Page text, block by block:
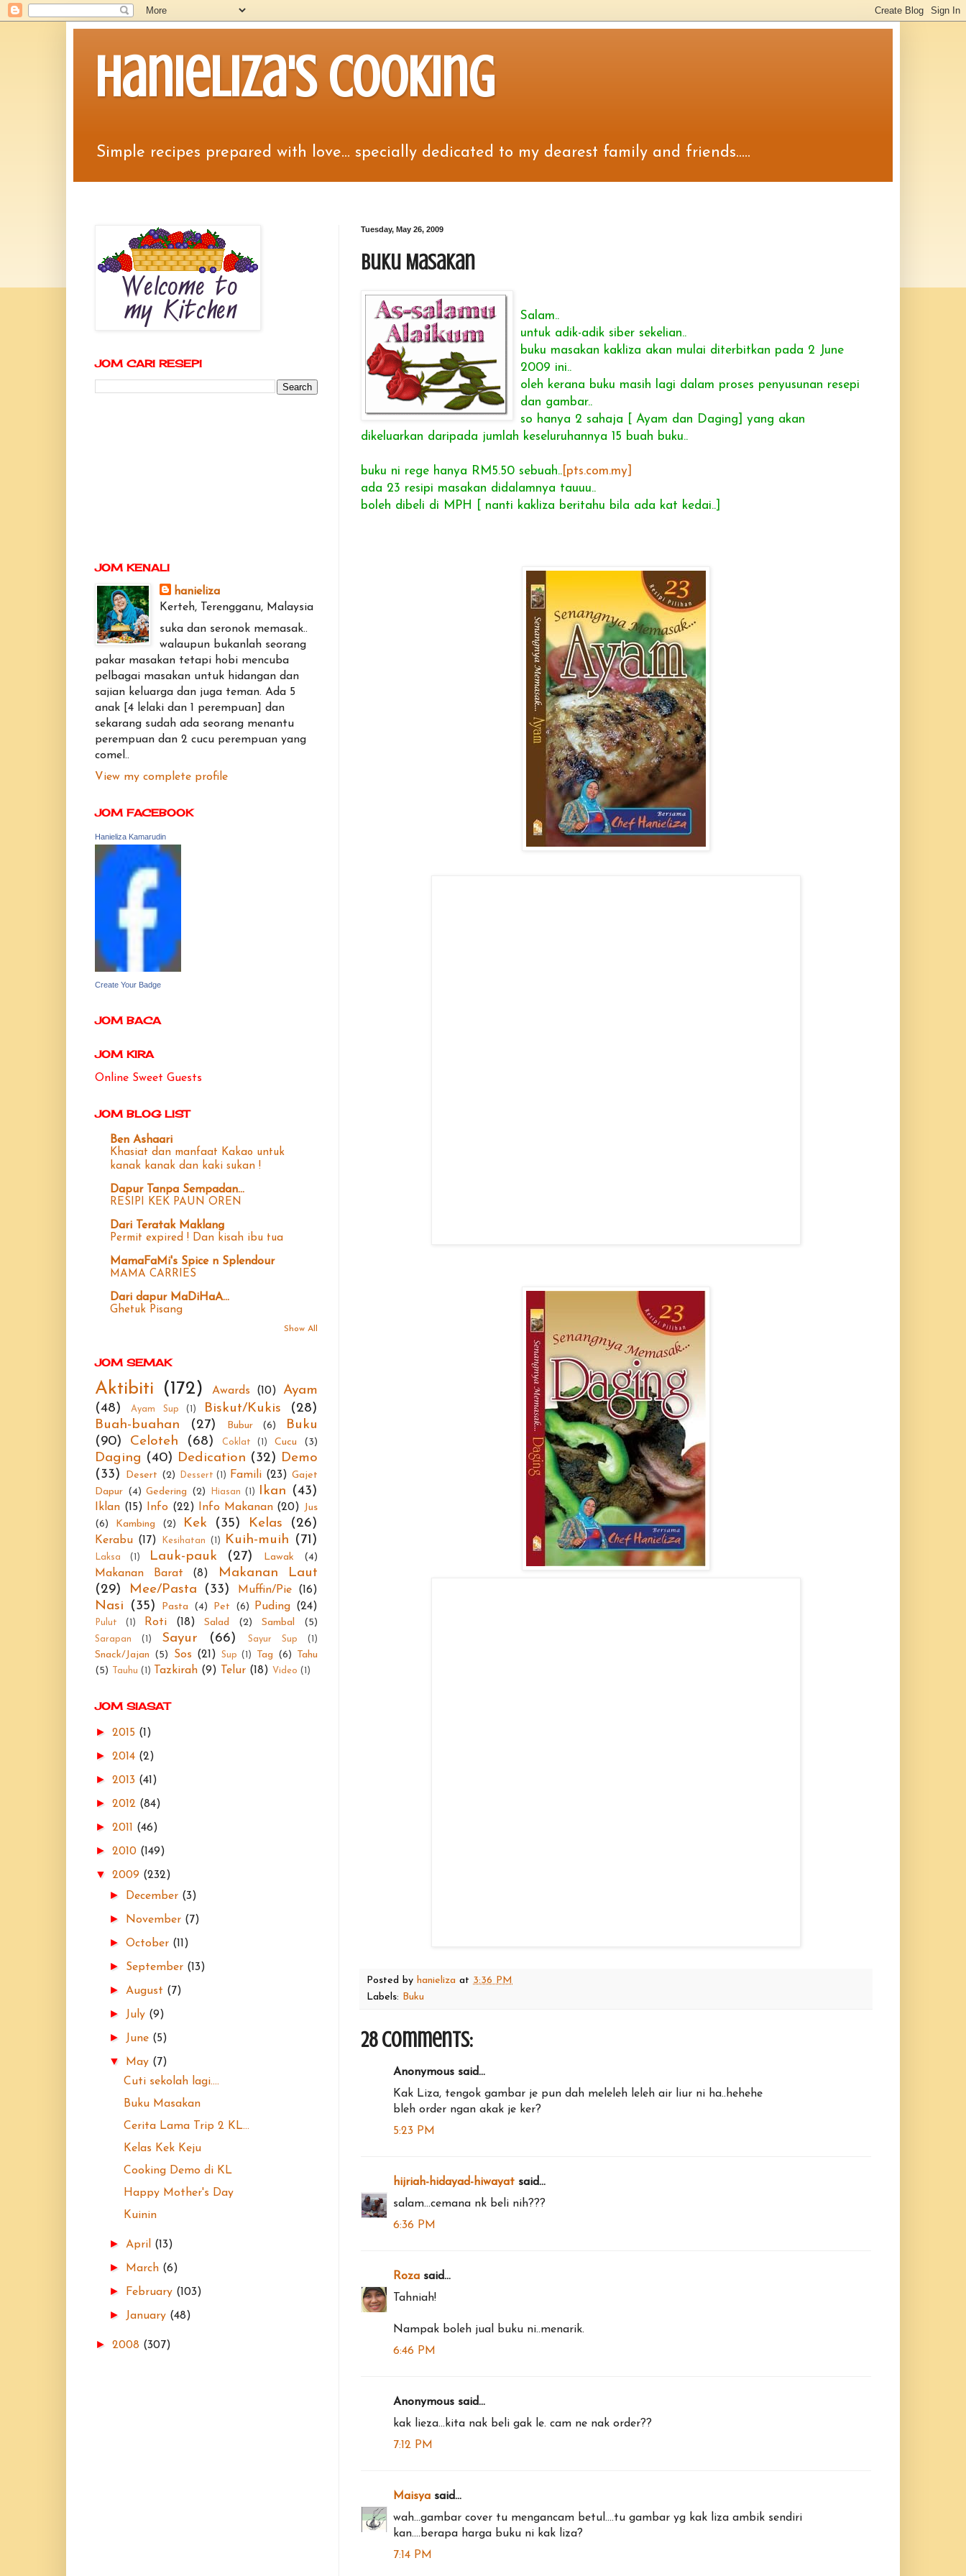
Hanieliza's Cooking
Simple recipes prepared with love... specially dedicated to my dearest family and friends.....
Tuesday, May 26, 2009
Buku Masakan
Salam..
untuk adik-adik siber sekelian..
buku masakan kakliza akan mulai diterbitkan pada 2 June
2009 ini..
oleh kerana buku masih lagi dalam proses penyusunan resepi
dan gambar..
so hanya 2 sahaja [ Ayam dan Daging] yang akan
dikeluarkan daripada jumlah keseluruhannya 15 buah buku..
buku ni rege hanya RM5.50 sebuah.. [pts.com.my]
ada 23 resipi masakan didalamnya tauuu..
boleh dibeli di MPH [ nanti kakliza beritahu bila ada kat kedai..]
Posted by hanieliza at 3:36 PM
Labels: Buku
28 comments:
Anonymous said...
Kak Liza, tengok gambar je pun dah meleleh leleh air liur ni ha..hehehe
bleh order ngan akak je ker?
5:23 PM
hijriah-hidayad-hiwayat said...
salam...cemana nk beli nih???
6:36 PM
Roza said...
Tahniah!
Nampak boleh jual buku ni..menarik.
6:46 PM
Anonymous said...
kak lieza...kita nak beli gak le. cam ne nak order??
7:12 PM
Maisya said...
wah...gambar cover tu mengancam betul....tu gambar yg kak liza ambik sendiri
kan....berapa harga buku ni kak liza?
7:14 PM
JOM CARI RESEPI
JOM KENALI
hanieliza
Kerteh, Terengganu, Malaysia
suka dan seronok memasak..
walaupun bukanlah seorang
pakar masakan tetapi hobi mencuba
pelbagai masakan untuk hidangan dan
sajian keluarga dan juga teman. Ada 5
anak [4 lelaki dan 1 perempuan] dan
sekarang sudah ada seorang menantu
perempuan dan 2 cucu perempuan yang
comel..
View my complete profile
JOM FACEBOOK
Hanieliza Kamarudin
Create Your Badge
JOM BACA
JOM KIRA
Online Sweet Guests
JOM BLOG LIST
Ben Ashaari
Khasiat dan manfaat Kakao untuk
kanak kanak dan kaki sukan !
Dapur Tanpa Sempadan...
RESIPI KEK PAUN OREN
Dari Teratak Maklang
Permit expired ! Dan kisah ibu tua
MamaFaMi's Spice n Splendour
MAMA CARRIES
Dari dapur MaDiHaA...
Ghetuk Pisang
Show All
JOM SEMAK
Aktibiti (172) Awards (10)
Ayam
(48)
Ayam Sup (1) Biskut/Kukis
(28)
Buah-buahan
(27) Bubur (6)
Buku
(90)
Celoteh (68) Coklat (1) Cucu (3)
Daging (40) Dedication (32) Demo
(33)
Desert (2) Dessert (1) Famili (23) Gajet
Dapur (4) Gedering (2) Hiasan (1) Ikan (43)
Iklan (15) Info (22) Info Makanan (20) Jus
(6)
Kambing (2) Kek (35) Kelas (26)
Kerabu (17) Kesihatan (1) Kuih-muih (71)
Laksa (1) Lauk-pauk (27) Lawak (4)
Makanan Barat (8)
Makanan Laut
(29)
Mee/Pasta (33) Muffin/Pie (16)
Nasi (35) Pasta (4) Pet (6) Puding (24)
Pulut (1) Roti (18) Salad (2) Sambal (5)
Sarapan (1) Sayur (66) Sayur Sup (1)
Snack/Jajan (5) Sos (21) Sup (1) Tag (6)
Tahu
(5)
Tauhu (1) Tazkirah (9) Telur (18) Video (1)
JOM SIASAT
► 2015 (1)
► 2014 (2)
► 2013 (41)
► 2012 (84)
► 2011 (46)
► 2010 (149)
▼ 2009 (232)
► December (3)
► November (7)
►October (11)
► September (13)
► August (7)
► July (9)
► June (5)
▼ May (7)
Cuti sekolah lagi....
Buku Masakan
Cerita Lama Trip 2 KL...
Kelas Kek Keju
Cooking Demo di KL
Happy Mother's Day
Kuinin
► April (13)
► March (6)
► February (103)
► January (48)
► 2008 (307)